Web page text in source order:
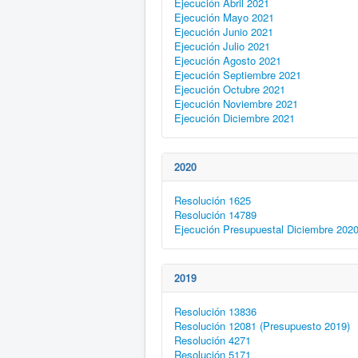
Ejecución Mayo 2021
Ejecución Junio 2021
Ejecución Julio 2021
Ejecución Agosto 2021
Ejecución Septiembre 2021
Ejecución Octubre 2021
Ejecución Noviembre 2021
Ejecución Diciembre 2021
2020
Resolución 1625
Resolución 14789
Ejecución Presupuestal Diciembre 2020
2019
Resolución 13836
Resolución 12081 (Presupuesto 2019)
Resolución 4271
Resolución 5171